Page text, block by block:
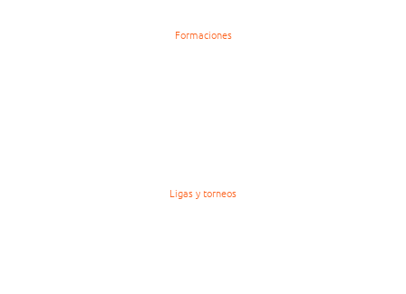
Formaciones
Ligas y torneos